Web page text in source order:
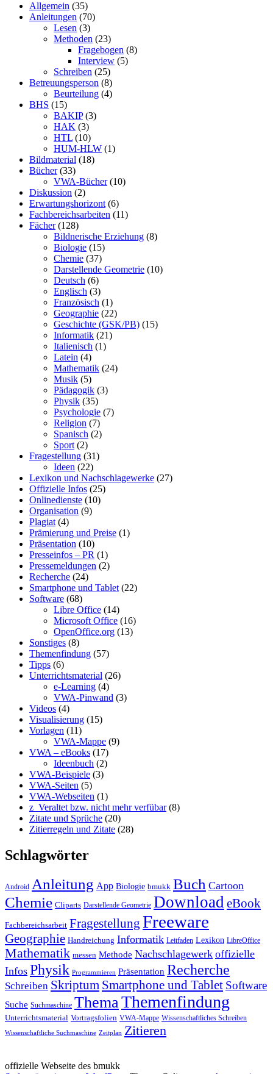
Allgemein (35)
Anleitungen (70)
Lesen (3)
Methoden (23)
Fragebogen (8)
Interview (5)
Schreiben (25)
Betreuungsperson (8)
Beurteilung (4)
BHS (15)
BAKIP(3)
HAK (3)
HTL (10)
HUM-HLW (1)
Bildmaterial (18)
Bücher(33)
VWA-Bücher(10)
Diskussion (2)
Erwartungshorizont (6)
Fachbereichsarbeiten (11)
Fächer(128)
Bildnerische Erziehung (8)
Biologie (15)
Chemie (37)
Darstellende Geometrie (10)
Deutsch (6)
Englisch (3)
Französisch (1)
Geographie (22)
Geschichte (GSK/PB) (15)
Informatik (21)
Italienisch (1)
Latein (4)
Mathematik (24)
Musik (5)
Pädagogik (3)
Physik (35)
Psychologie (7)
Religion (7)
Spanisch (2)
Sport (2)
Fragestellung (31)
Ideen (22)
Lexikon und Nachschlagewerke (27)
Offizielle Infos (25)
Onlinedienste (10)
Organisation (9)
Plagiat (4)
Prämierung und Preise (1)
Präsentation (10)
Presseinfos – PR (1)
Pressemeldungen (2)
Recherche (24)
Smartphone und Tablet (22)
Software (68)
Libre Office (14)
Microsoft Office (16)
OpenOffice.org (13)
Sonstiges (8)
Themenfindung (57)
Tipps (6)
Unterrichtsmaterial (26)
e-Learning (4)
VWA-Pinwand (3)
Videos (4)
Visualisierung (15)
Vorlagen (11)
VWA-Mappe (9)
VWA – eBooks (17)
Ideenbuch (2)
VWA-Beispiele (3)
VWA-Seiten (5)
VWA-Webseiten (1)
z_Veraltet bzw. nicht mehr verfübar(8)
Zitate und Sprüche (20)
Zitierregeln und Zitate (28)
Schlagwörter
Android Anleitung App Biologie bmukk Buch Cartoon
Chemie Cliparts Darstellende Geometrie DownloadeBook
Fachbereichsarbeit Fragestellung Freeware
Geographie Handreichung Informatik Leitfaden Lexikon LibreOffice
Mathematik messen Methode Nachschlagewerk offizielle
Infos Physik Programmieren Präsentation Recherche
Schreiben Skriptum Smartphone und Tablet Software
Suche Suchmaschine ThemaThemenfindung
Unterrichtsmaterial Vortragsfolien VWA-Mappe Wissenschaftliches Schreiben
Wissenschaftliche Suchmaschine Zeitplan Zitieren
offizielle Webseite des bmukk